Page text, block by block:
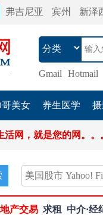
弗吉尼亚 宾州 新泽
Gmail Hotmail
哥美女 养生医学
。。美国华人
产交易 求租
中介·经